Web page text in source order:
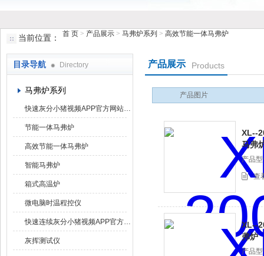
鹤壁市小猪视频罗志祥仪器仪表有限公司
当前位置： 首 页 > 产品展示 > 马弗炉系列 > 高效节能一体马弗炉
目录导航 Directory
马弗炉系列
快速灰分小猪视频APP官方网站下载罗志祥
节能一体马弗炉
高效节能一体马弗炉
智能马弗炉
箱式高温炉
微电脑时温程控仪
快速连续灰分小猪视频APP官方网站下载罗志祥
灰挥测试仪
产品展示 Products
产品图片
XL--
马弗
产品型
查
XL--
弗炉
产品型号